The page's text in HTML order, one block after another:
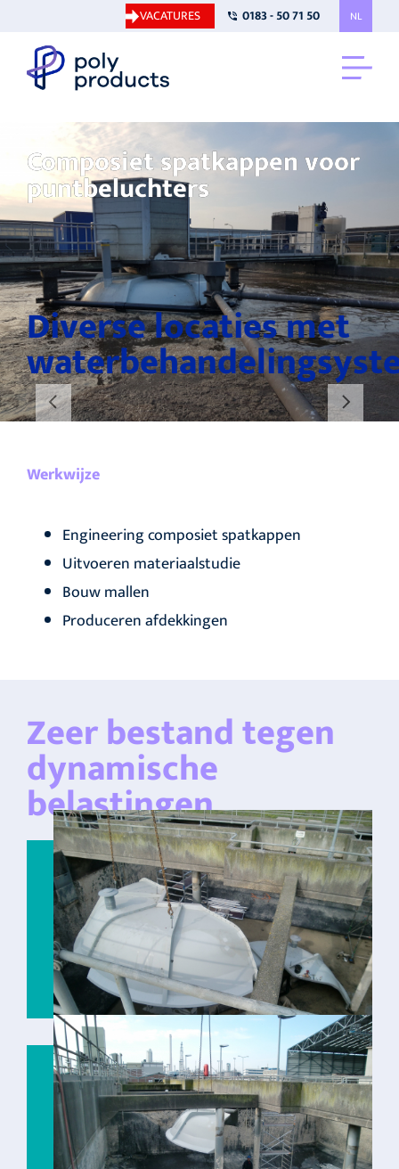
VACATURES 0183 - 50 71 50 NL
Composiet spatkappen voor
puntbeluchters
Diverse locaties met
Werkwijze
Engineering composiet spatkappen
Uitvoeren materiaalstudie
Bouw mallen
Produceren afdekkingen
Zeer bestand tegen
dynamische
belastingen